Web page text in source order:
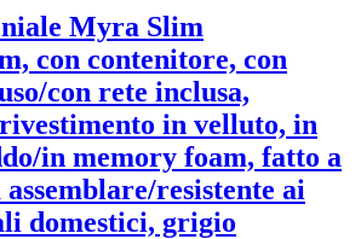
Myra Slim
con contenitore, con
con rete inclusa,
in velluto, in
in memory foam, fatto a
resistente ai
domestici, grigio